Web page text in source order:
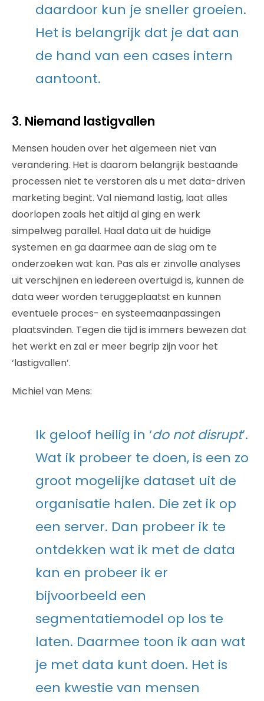
daardoor kun je sneller groeien.
Het is belangrijk dat je dat aan
de hand van een cases intern
aantoont.
3. Niemand lastigvallen
Mensen houden over het algemeen niet van
verandering. Het is daarom belangrijk bestaande
processen niet te verstoren als u met data-driven
marketing begint. Val niemand lastig, laat alles
doorlopen zoals het altijd al ging en werk
simpelweg parallel. Haal data uit de huidige
systemen en ga daarmee aan de slag om te
onderzoeken wat kan. Pas als er zinvolle analyses
uit verschijnen en iedereen overtuigd is, kunnen de
data weer worden teruggeplaatst en kunnen
eventuele proces- en systeemaanpassingen
plaatsvinden. Tegen die tijd is immers bewezen dat
het werkt en zal er meer begrip zijn voor het
‘lastigvallen’.
Michiel van Mens:
Ik geloof heilig in ‘do not disrupt’.
Wat ik probeer te doen, is een zo
groot mogelijke dataset uit de
organisatie halen. Die zet ik op
een server. Dan probeer ik te
ontdekken wat ik met de data
kan en probeer ik er
bijvoorbeeld een
segmentatiemodel op los te
laten. Daarmee toon ik aan wat
je met data kunt doen. Het is
een kwestie van mensen